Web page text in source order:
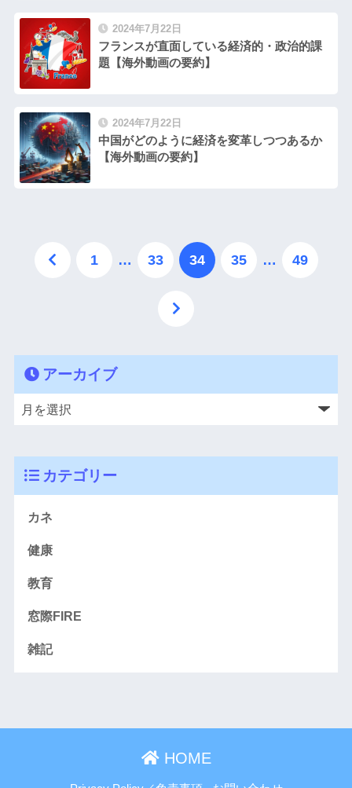
2024年7月22日
フランスが直面している経済的・政治的課
題【海外動画の要約】
2024年7月22日
中国がどのように経済を変革しつつあるか
【海外動画の要約】
1 … 33 34 35 … 49
アーカイブ
カテゴリー
カネ
健康
教育
窓際FIRE
雑記
HOME